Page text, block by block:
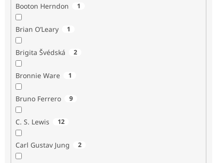
Booton Herndon 1
Brian O’Leary 1
Brigita Švédská 2
Bronnie Ware 1
Bruno Ferrero 9
C. S. Lewis 12
Carl Gustav Jung 2